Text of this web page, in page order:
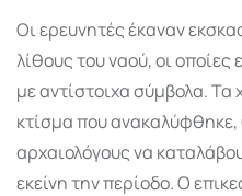
Οι ερευνητές έκαναν
λίθους του ναού, οι οποίες
με αντίστοιχα σύμβολα.
κτίσμα που
αρχαιολόγους να
εκείνη την περίοδο. Ο